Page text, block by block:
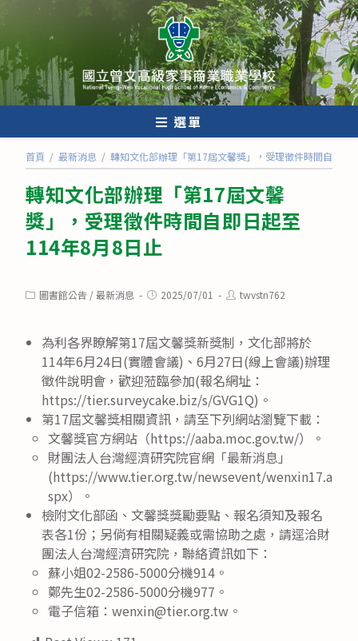
轉
至
主
要
內
選單
首頁 / 最新消息 / 轉知文化部辦理「第17屆文馨獎」，受理徵件時間自即日
轉知文化部辦理「第17屆文馨
獎」，受理徵件時間自即日起至
114年8月8日止
Post圖書館公告 /最新消息
Post2025/07/01
Posttwvstn762
為利各界瞭解第17屆文馨獎新獎制，文化部將於
114年6月24日(實體會議)、6月27日(線上會議)辦理
徵件說明會，歡迎蒞臨參加(報名網址：
https://tier.surveycake.biz/s/GVG1Q)。
第17屆文馨獎相關資訊，請至下列網站瀏覽下載：
文馨獎官方網站（https://aaba.moc.gov.tw/）。
財團法人台灣經濟研究院官網「最新消息」
(https://www.tier.org.tw/newsevent/wenxin17.a
spx）。
檢附文化部函、文馨獎獎勵要點、報名須知及報名
表各1份；另倘有相關疑義或需協助之處，請逕洽財
團法人台灣經濟研究院，聯絡資訊如下：
蘇小姐02-2586-5000分機914。
鄭先生02-2586-5000分機977。
電子信箱：wenxin@tier.org.tw。